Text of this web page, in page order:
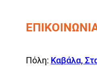
Πόλη: Καβάλα,